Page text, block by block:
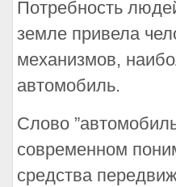
Потребность
земле привела
механизмов,
автомобиль.
Слово
современном
средства